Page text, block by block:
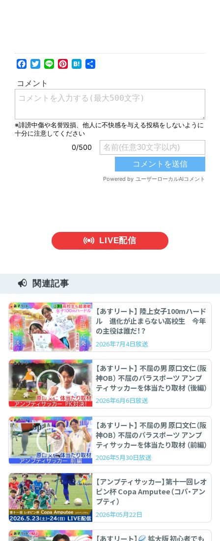
Facebook
Twitter
LinePinterest
Hatena
共
LIVE配信
関連記事
【あすリート】 陸上女子100mハード
ル 進化が止まらない高校生 今年
の主役は誰だ！？
2026年7月4日放送
【あすリート】 不屈の男 原口文仁（阪
神OB） 不屈のパラスポーツ アンプ
ティサッカーを体当たり取材 （後編）
2026年6月6日放送
【あすリート】 不屈の男 原口文仁（阪
神OB） 不屈のパラスポーツ アンプ
ティサッカーを体当たり取材 （前編）
2026年5月30日放送
【アンプティサッカー】第十一回レオ
ピン杯 Copa Amputee（コパ・アン
プティ）
2026年05月22日
【あすリート】 拡大版 初心者でも